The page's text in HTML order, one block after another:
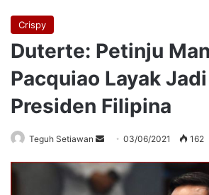
Crispy
Duterte: Petinju
Pacquiao Layak
Presiden Filipina
Teguh Setiawan
Send
email
03/06/2021 162